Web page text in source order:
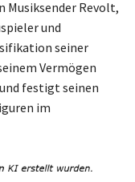
Musiksender Revolt,
und
seiner
Vermögen
festigt seinen
im